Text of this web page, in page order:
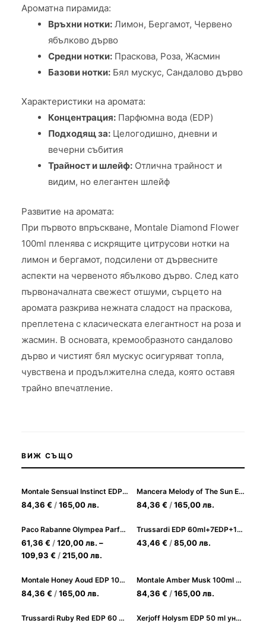
Ароматна пирамида:
Връхни нотки: Лимон, Бергамот, Червено
ябълково дърво
Средни нотки: Праскова, Роза, Жасмин
Базови нотки: Бял мускус, Сандалово дърво
Характеристики на аромата:
Концентрация: Парфюмна вода (EDP)
Подходящ за: Целогодишно, дневни и
вечерни събития
Трайност и шлейф: Отлична трайност и
видим, но елегантен шлейф
Развитие на аромата:
При първото впръскване, Montale Diamond Flower
100ml пленява с искрящите цитрусови нотки на
лимон и бергамот, подсилени от дървесните
аспекти на червеното ябълково дърво. След като
първоначалната свежест отшуми, сърцето на
аромата разкрива нежната сладост на праскова,
преплетена с класическата елегантност на роза и
жасмин. В основата, кремообразното сандалово
дърво и чистият бял мускус осигуряват топла,
чувствена и продължителна следа, която оставя
трайно впечатление.
ВИЖ СЪЩО
Montale Sensual Instinct EDP 100ml Унисекс
84,36 € /165,00лв.
Mancera Melody of The Sun EDP 120ml Унисекс
84,36 € /165,00лв.
Paco Rabanne Olympea Parfum за Жени
61,36 € /120,00лв. –
109,93 € /215,00лв.
Trussardi EDP 60ml+7EDP+10EDP Комплект за жени
43,46 € /85,00лв.
Montale Honey Aoud EDP 100ml Унисекс
84,36 € /165,00лв.
Montale Amber Musk 100ml Унисекс парфюм
84,36 € /165,00лв.
Trussardi Ruby Red EDP 60 ml+100 Body Lotion дамски комплект Xerjoff Holysm EDP 50 ml унисекс